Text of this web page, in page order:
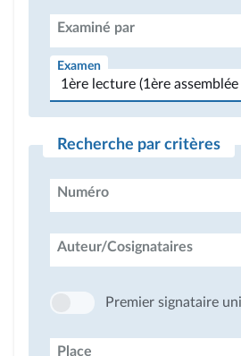
Examiné par
Examen
Recherche par critères
Numéro
Auteur/Cosignataires
Premier signataire
Place